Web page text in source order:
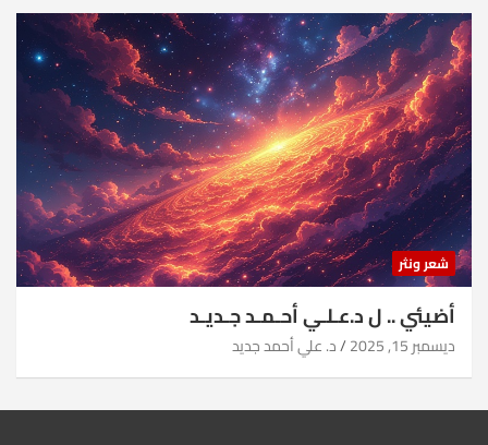
شعر ونثر
أضيئي .. ل د.عـلـي أحـمـد جـديـد
ديسمبر 15, 2025 د. علي أحمد جديد